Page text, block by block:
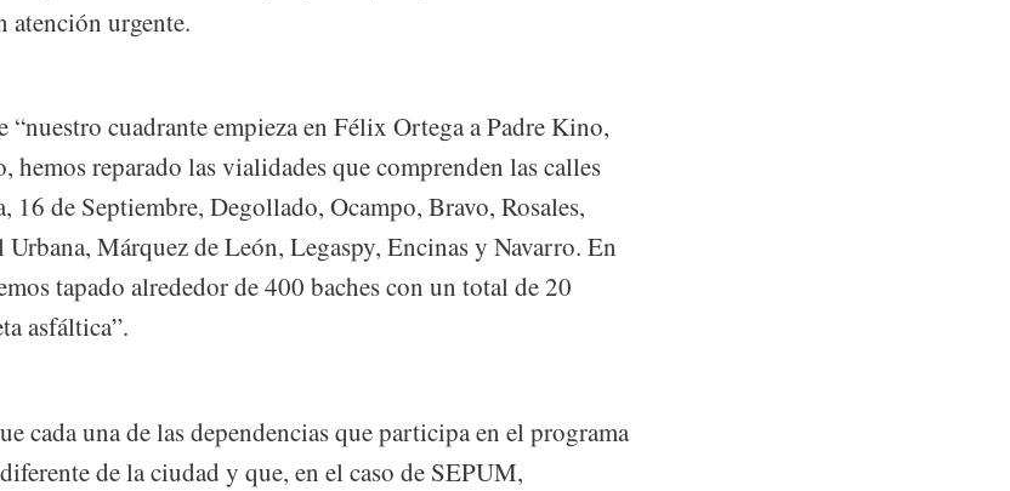
atención urgente.
cuadrante empieza en Félix Ortega a Padre Kino,
hemos reparado las vialidades que comprenden las calles
16 de Septiembre, Degollado, Ocampo, Bravo, Rosales,
Márquez de León, Legaspy, Encinas y Navarro. En
tapado alrededor de 400 baches con un total de 20
asfáltica”.
cada una de las dependencias que participa en el programa
de la ciudad y que, en el caso de SEPUM,